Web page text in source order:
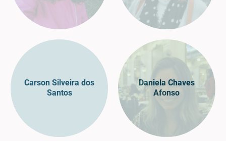
Carson Silveira dos
Santos
Daniela Chaves
Afonso